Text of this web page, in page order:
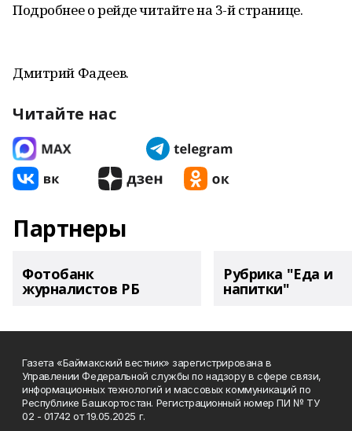
Подробнее о рейде читайте на 3-й странице.
Дмитрий Фадеев.
Читайте нас
Партнеры
Фотобанк
журналистов РБ
Рубрика "Еда и
напитки"
Газета «Баймакский вестник» зарегистрирована в
Управлении Федеральной службы по надзору в сфере связи,
информационных технологий и массовых коммуникаций по
Республике Башкортостан. Регистрационный номер ПИ № ТУ
02 - 01742 от 19.05.2025 г.